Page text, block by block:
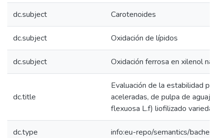
dc.subject Carotenoides
dc.subject Oxidación de lípidos
dc.subject Oxidación ferrosa en xilenol
dc.title
Evaluación de la estabilidad
aceleradas, de pulpa de
flexuosa L.f) liofilizado
dc.type info:eu-repo/semantics/